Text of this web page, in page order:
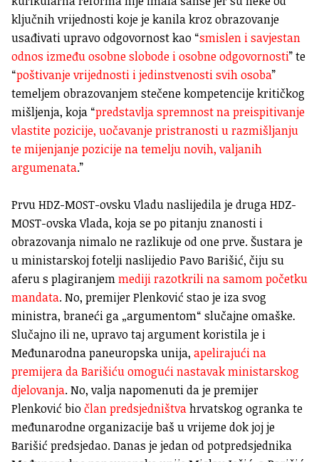
ključnih vrijednosti koje je kanila kroz obrazovanje
usađivati upravo odgovornost kao “smislen i savjestan
odnos između osobne slobode i osobne odgovornosti” te
“poštivanje vrijednosti i jedinstvenosti svih osoba”
temeljem obrazovanjem stečene kompetencije kritičkog
mišljenja, koja “predstavlja spremnost na preispitivanje
vlastite pozicije, uočavanje pristranosti u razmišljanju
te mijenjanje pozicije na temelju novih, valjanih
argumenata.”
Prvu HDZ-MOST-ovsku Vladu naslijedila je druga HDZ-
MOST-ovska Vlada, koja se po pitanju znanosti i
obrazovanja nimalo ne razlikuje od one prve. Šustara je
u ministarskoj fotelji naslijedio Pavo Barišić, čiju su
aferu s plagiranjemmediji razotkrili na samom početku
mandata. No, premijer Plenković stao je iza svog
ministra, braneći ga „argumentom“ slučajne omaške.
Slučajno ili ne, upravo taj argument koristila je i
Međunarodna paneuropska unija, apelirajući na
premijera da Barišiću omogući nastavak ministarskog
djelovanja. No, valja napomenuti da je premijer
Plenković biočlan predsjedništvahrvatskog ogranka te
međunarodne organizacije baš u vrijeme dok joj je
Barišić predsjedao. Danas je jedan od potpredsjednika